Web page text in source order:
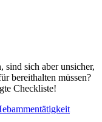
sind sich aber unsicher,
bereithalten müssen?
Checkliste!